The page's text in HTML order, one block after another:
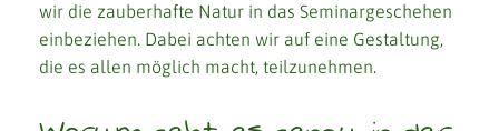
wir die zauberhafte Natur in das Seminargeschehen
einbeziehen. Dabei achten wir auf eine Gestaltung,
die es allen möglich macht, teilzunehmen.